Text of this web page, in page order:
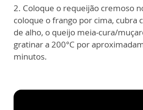
2. Coloque o requeijão cremoso
coloque o frango por cima, cubra
de alho, o queijo meia-cura/
gratinar a 200°C por
minutos.